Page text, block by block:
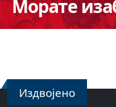
Морате
Издвојено